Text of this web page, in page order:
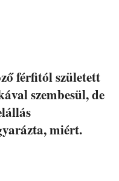
férfitól született
szembesül, de
miért.